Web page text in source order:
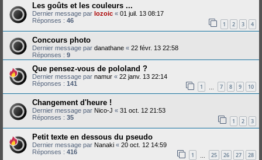
Les goûts et les couleurs ...
Dernier message par lozoic « 01 juil. 13 08:17
Réponses : 46 1 2 3 4
Concours photo
Dernier message par danathane « 22 févr. 13 22:58
Réponses : 9
Que pensez-vous de pololand ?
Dernier message par namur « 22 janv. 13 22:14
Réponses : 141 1 7 8 9 10
Changement d'heure !
Dernier message par Nico-J « 31 oct. 12 21:53
Réponses : 35 1 2 3
Petit texte en dessous du pseudo
Dernier message par Nanaki « 20 oct. 12 14:59
Réponses : 416 1 25 26 27 28